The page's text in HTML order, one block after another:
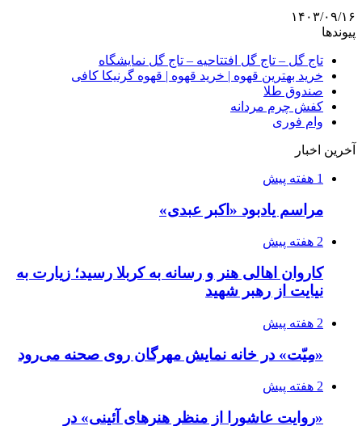
۱۴۰۳/۰۹/۱۶
پیوندها
تاج گل – تاج گل افتتاحیه – تاج گل نمایشگاه
خرید بهترین قهوه | خرید قهوه | قهوه گرنیکا کافی
صندوق طلا
کفش چرم مردانه
وام فوری
آخرین اخبار
1 هفته پیش
مراسم یادبود «اکبر عبدی»
2 هفته پیش
کاروان اهالی هنر و رسانه به کربلا رسید؛ زیارت به
نیایت از رهبر شهید
2 هفته پیش
«مِیّت» در خانه نمایش مهرگان روی صحنه می‌رود
2 هفته پیش
«روایت عاشورا از منظر هنرهای آئینی» در